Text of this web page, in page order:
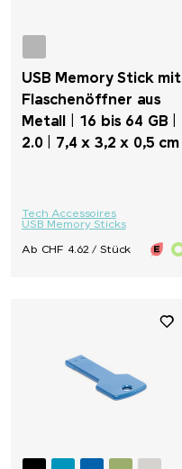
USB Memory Stick mit
Flaschenöffner aus
Metall | 16 bis 64 GB |
2.0 | 7,4 x 3,2 x 0,5 cm
Tech Accessoires
USB Memory Sticks
Ab CHF 4.62 / Stück